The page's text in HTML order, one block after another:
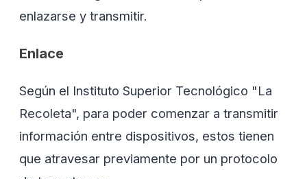
enlazarse y transmitir.
Enlace
Según el Instituto Superior Tecnológico "La
Recoleta", para poder comenzar a transmitir
información entre dispositivos, estos tienen
que atravesar previamente por un protocolo